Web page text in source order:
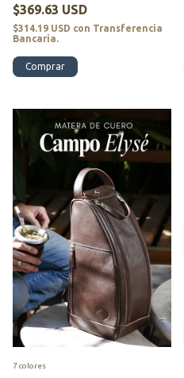
$369.63 USD
$314.19 USD con Transferencia
Bancaria.
Comprar
7 colores